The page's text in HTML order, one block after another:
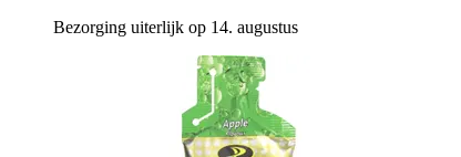
Bezorging uiterlijk op 14. augustus